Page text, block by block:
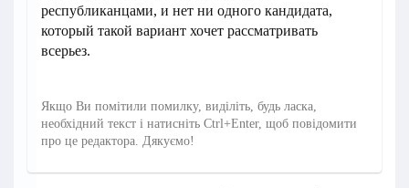
республиканцами, и нет ни одного кандидата,
который такой вариант хочет рассматривать
всерьез.
Якщо Ви помітили помилку, виділіть, будь ласка,
необхідний текст і натисніть Ctrl+Enter, щоб повідомити
про це редактора. Дякуємо!